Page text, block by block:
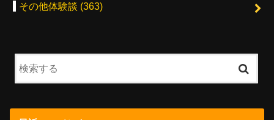
その他体験談 (363)